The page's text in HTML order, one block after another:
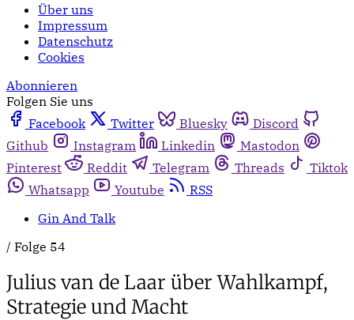
Über uns
Impressum
Datenschutz
Cookies
Abonnieren
Folgen Sie uns
Facebook
Twitter Bluesky
Discord
Github
Instagram Linkedin
Mastodon
Pinterest
Reddit Telegram Threads
Tiktok
Whatsapp
Youtube
RSS
Gin And Talk
/ Folge 54
Julius van de Laar über Wahlkampf,
Strategie und Macht